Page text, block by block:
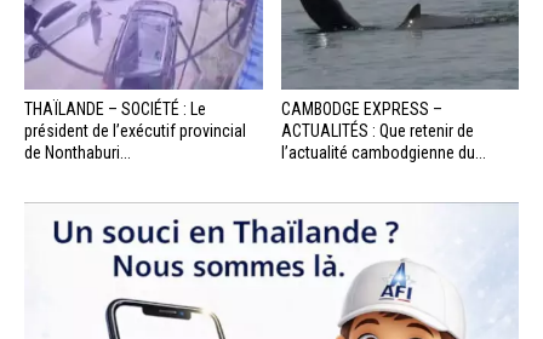
THAÏLANDE – SOCIÉTÉ : Le
président de l’exécutif provincial
de Nonthaburi...
CAMBODGE EXPRESS –
ACTUALITÉS : Que retenir de
l’actualité cambodgienne du...